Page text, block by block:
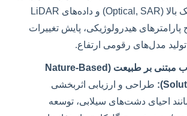
با قدرت تفکیک بالا (Optical, SAR) و داده‌های LiDAR
پارامترهای هیدرولوژیکی، پایش تغییرات
مدل‌های رقومی ارتفاع.
مدیریت سیلاب مبتنی بر طبیعت (Nature-Based
طراحی و ارزیابی اثربخشی
احیای دشت‌های سیلابی، توسعه